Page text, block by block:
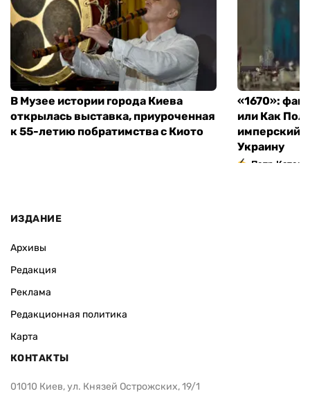
В Музее истории города Киева
открылась выставка, приуроченная
к 55-летию побратимства с Киото
«1670»:
или Как
имперский
Украину
Петр
ИЗДАНИЕ
Архивы
Редакция
Реклама
Редакционная политика
Карта
КОНТАКТЫ
01010 Киев, ул. Князей Острожских, 19/1